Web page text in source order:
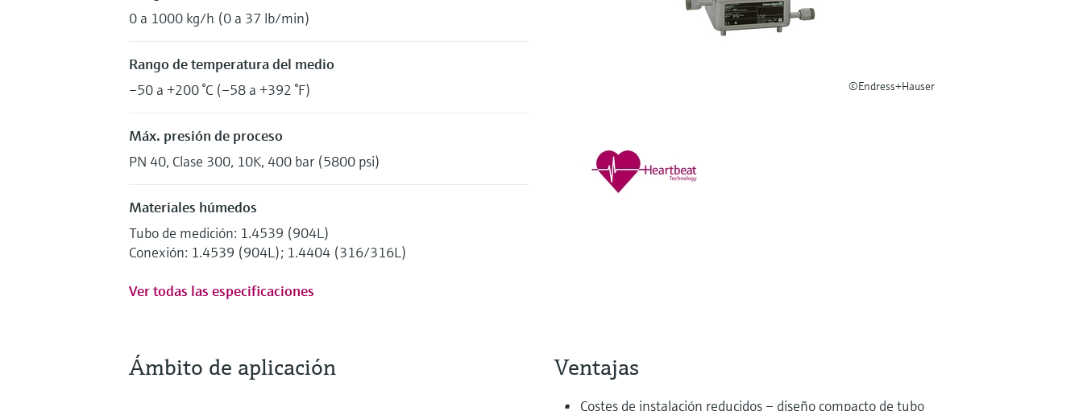
©Endress+Hauser
0 a 1000 kg/h (0 a 37 lb/min)
Rango de temperatura del medio
–50 a +200 °C (–58 a +392 °F)
Máx. presión de proceso
PN 40, Clase 300, 10K, 400 bar (5800 psi)
Materiales húmedos
Tubo de medición: 1.4539 (904L)
Conexión: 1.4539 (904L); 1.4404 (316/316L)
Ver todas las especificaciones
Ámbito de aplicación Ventajas
Costes de instalación reducidos – diseño compacto de tubo